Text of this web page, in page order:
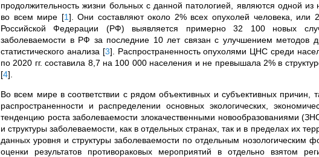
продолжительность жизни больных с данной патологией, являются одной
во всем мире [1] . Они составляют около 2% всех опухолей человека,
Российской Федерации (РФ) выявляется примерно 32 100 новых
заболеваемости в РФ за последние 10 лет связан с улучшением методов
статистического анализа [3] . Распространенность опухолями ЦНС среди
по 2020 гг. составила 8,7 на 100 000 населения и не превышала 2% в
[4]
Во всем мире в соответствии с рядом объективных и субъективных причин,
распространенности и распределении основных экологических,
тенденцию роста заболеваемости злокачественными новообразованиями
и структуры заболеваемости, как в отдельных странах, так и в пределах их
данных уровня и структуры заболеваемости по отдельным нозологическим
оценки результатов противораковых мероприятий в отдельно взятом